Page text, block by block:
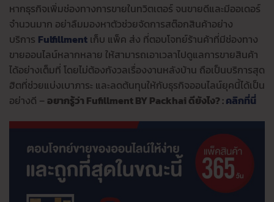
หากธุรกิจเพิ่มช่องทางการขายในทวิตเตอร์ จนขายดีและมีออเดอร์
จำนวนมาก อย่าลืมมองหาตัวช่วยจัดการสต๊อกสินค้าอย่าง
บริการ Fulfillment เก็บ แพ็ค ส่ง ที่ตอบโจทย์ร้านค้าที่มีช่องทาง
ขายออนไลน์หลากหลาย ให้สามารถเอาเวลาไปดูแลการขายสินค้า
ได้อย่างเต็มที่ โดยไม่ต้องกังวลเรื่องงานหลังบ้าน ถือเป็นบริการสุด
ฮิตที่ช่วยแบ่งเบาภาระ และลดต้นทุนให้กับธุรกิจออนไลน์ยุคนี้ได้เป็น
อย่างดี – อยากรู้ว่า Fufillment BY Packhai ดียังไง? :คลิกที่นี่